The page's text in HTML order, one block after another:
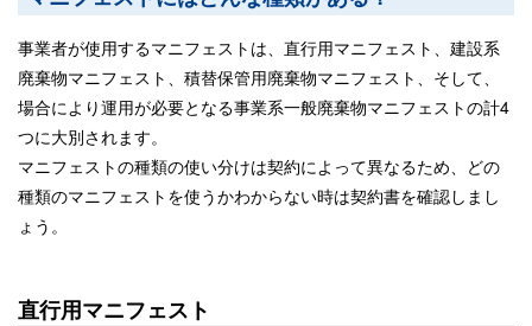
事業者が使用するマニフェストは、直行用マニフェスト、建設系
廃棄物マニフェスト、積替保管用廃棄物マニフェスト、そして、
場合により運用が必要となる事業系一般廃棄物マニフェストの計4
つに大別されます。
マニフェストの種類の使い分けは契約によって異なるため、どの
種類のマニフェストを使うかわからない時は契約書を確認しまし
ょう。
直行用マニフェスト